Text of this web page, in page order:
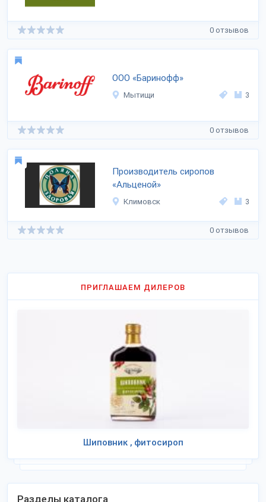
0 отзывов
ООО «Баринофф»
Мытищи 3
0 отзывов
Производитель сиропов
«Альценой»
Климовск 3
0 отзывов
ПРИГЛАШАЕМ ДИЛЕРОВ
Шиповник , фитосироп
Разделы каталога